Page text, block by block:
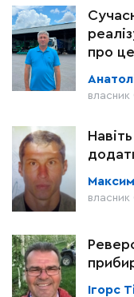
про
Ігорс